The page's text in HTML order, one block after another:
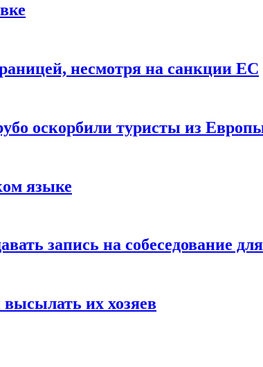
несмотря на санкции ЕС
оскорбили туристы из
языке
запись на собеседование
высылать их хозяев